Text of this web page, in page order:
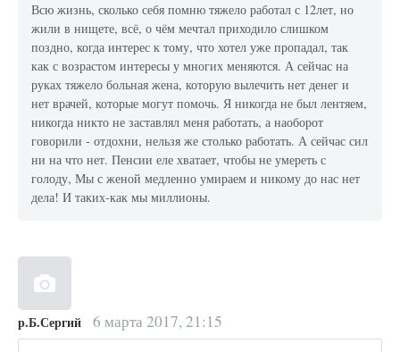
Всю жизнь, сколько себя помню тяжело работал с 12лет, но
жили в нищете, всё, о чём мечтал приходило слишком
поздно, когда интерес к тому, что хотел уже пропадал, так
как с возрастом интересы у многих меняются. А сейчас на
руках тяжело больная жена, которую вылечить нет денег и
нет врачей, которые могут помочь. Я никогда не был лентяем,
никогда никто не заставлял меня работать, а наоборот
говорили - отдохни, нельзя же столько работать. А сейчас сил
ни на что нет. Пенсии еле хватает, чтобы не умереть с
голоду, Мы с женой медленно умираем и никому до нас нет
дела! И таких-как мы миллионы.
р.Б.Сергий 6 марта 2017, 21:15